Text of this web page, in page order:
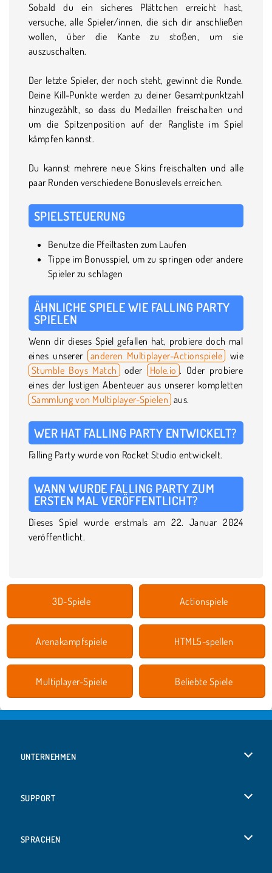
Sobald du ein sicheres Plättchen erreicht hast,
versuche, alle Spieler/innen, die sich dir anschließen
wollen, über die Kante zu stoßen, um sie
auszuschalten.
Der letzte Spieler, der noch steht, gewinnt die Runde.
Deine Kill-Punkte werden zu deiner Gesamtpunktzahl
hinzugezählt, so dass du Medaillen freischalten und
um die Spitzenposition auf der Rangliste im Spiel
kämpfen kannst.
Du kannst mehrere neue Skins freischalten und alle
paar Runden verschiedene Bonuslevels erreichen.
SPIELSTEUERUNG
Benutze die Pfeiltasten zum Laufen
Tippe im Bonusspiel, um zu springen oder andere
Spieler zu schlagen
ÄHNLICHE SPIELE WIE FALLING PARTY
SPIELEN
Wenn dir dieses Spiel gefallen hat, probiere doch mal
eines unserer
anderen Multiplayer-Actionspiele
wie
Stumble Boys Match oder Hole.io . Oder probiere
eines der lustigen Abenteuer aus unserer kompletten
Sammlung von Multiplayer-Spielen aus.
WER HAT FALLING PARTY ENTWICKELT?
Falling Party wurde von Rocket Studio entwickelt.
WANN WURDE FALLING PARTY ZUM
ERSTEN MAL VERÖFFENTLICHT?
Dieses Spiel wurde erstmals am 22. Januar 2024
veröffentlicht.
3D-Spiele Actionspiele
Arenakampfspiele HTML5-spellen
Multiplayer-Spiele Beliebte Spiele
UNTERNEHMEN
SUPPORT
SPRACHEN